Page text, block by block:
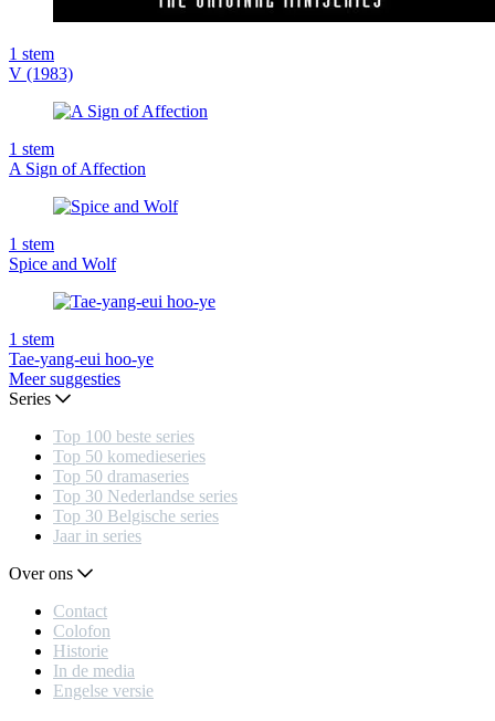
1 stem
V (1983)
1 stem
A Sign of Affection
1 stem
Spice and Wolf
1 stem
Tae-yang-eui hoo-ye
Meer suggesties
Series
Top 100 beste series
Top 50 komedieseries
Top 50 dramaseries
Top 30 Nederlandse series
Top 30 Belgische series
Jaar in series
Over ons
Contact
Colofon
Historie
In de media
Engelse versie